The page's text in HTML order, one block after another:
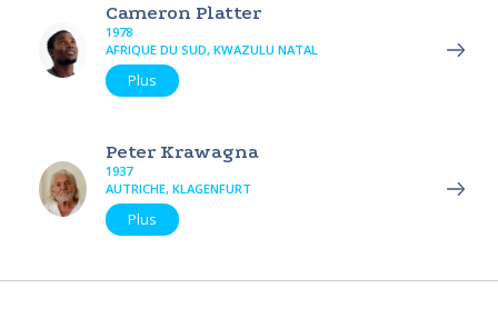
Cameron Platter
1978
AFRIQUE DU SUD, KWAZULU NATAL
Plus
Peter Krawagna
1937
AUTRICHE, KLAGENFURT
Plus